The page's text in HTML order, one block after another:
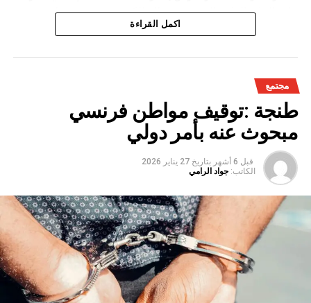
عليه النيابة العامة المختصة، وذلك للكشف عن جميع ظروف
وملابسات وخلفيات هذه القضية، وكذا تحديد كافة
اكمل القراءة
مجتمع
طنجة :توقيف مواطن فرنسي
مبحوث عنه بأمر دولي
قبل 6 أشهر بتاريخ 27 يناير 2026
الكاتب: جواد الرامي